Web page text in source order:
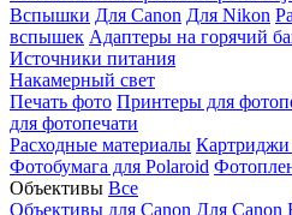
Вспышки Для Canon Для Nikon
вспышек Адаптеры на горячий
Источники питания
Накамерный свет
Печать фото Принтеры для
для фотопечати
Расходные материалы Картриджи
Фотобумага для Polaroid
Объективы Все
Объективы для Canon Для Canon